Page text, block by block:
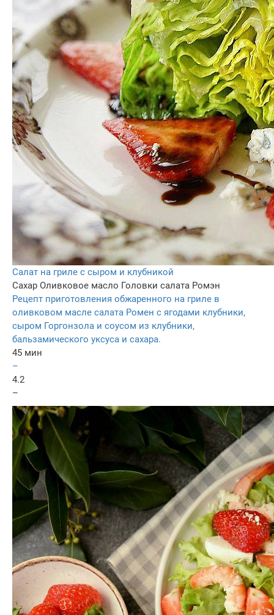
Салат на гриле с сыром и клубникой
Сахар Оливковое масло Головки салата Ромэн
Рецепт приготовления обжаренного на гриле в
оливковом масле салата Ромен с ягодами клубники,
сыром Горгонзола и соусом из клубники,
бальзамического уксуса и сахара.
45 мин
–
4.2
–